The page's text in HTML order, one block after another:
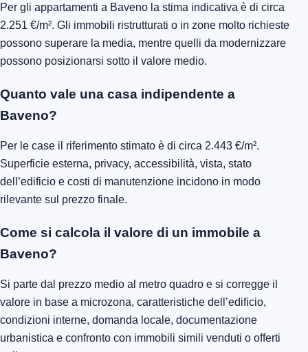
Per gli appartamenti a Baveno la stima indicativa è di circa
2.251 €/m². Gli immobili ristrutturati o in zone molto richieste
possono superare la media, mentre quelli da modernizzare
possono posizionarsi sotto il valore medio.
Quanto vale una casa indipendente a
Baveno?
Per le case il riferimento stimato è di circa 2.443 €/m².
Superficie esterna, privacy, accessibilità, vista, stato
dell’edificio e costi di manutenzione incidono in modo
rilevante sul prezzo finale.
Come si calcola il valore di un immobile a
Baveno?
Si parte dal prezzo medio al metro quadro e si corregge il
valore in base a microzona, caratteristiche dell’edificio,
condizioni interne, domanda locale, documentazione
urbanistica e confronto con immobili simili venduti o offerti